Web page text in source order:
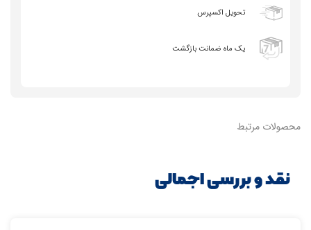
تحویل اکسپرس
یک ماه ضمانت بازگشت
محصولات مرتبط
نقد و بررسی اجمالی